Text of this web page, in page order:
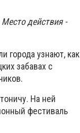
действия -
города узнают, как
забавах с
На ней
фестиваль